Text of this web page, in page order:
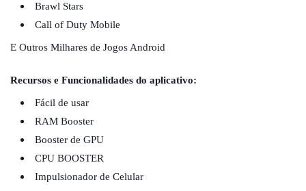
Brawl Stars
Call of Duty Mobile
E Outros Milhares de Jogos Android
Recursos e Funcionalidades do aplicativo:
Fácil de usar
RAM Booster
Booster de GPU
CPU BOOSTER
Impulsionador de Celular